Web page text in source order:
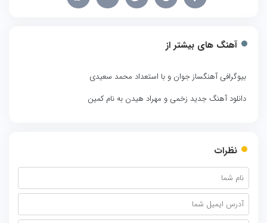
آهنگ های بیشتر از
بیوگرافی آهنگساز جوان و با استعداد محمد سعیدی
دانلود آهنگ جدید زخمی و مهراد هیدن به نام کمین
نظرات